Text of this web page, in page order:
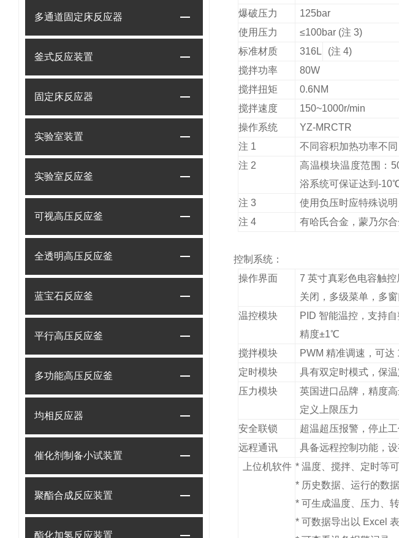
多通道固定床反应器
釜式反应装置
固定床反应器
实验室装置
实验室反应釜
可视高压反应釜
全透明高压反应釜
蓝宝石反应釜
平行高压反应釜
多功能高压反应釜
均相反应器
催化剂制备小试装置
聚酯合成反应装置
酯化加氢反应装置
爆破压力
125bar
使用压力
≤100bar (注 3)
标准材质
316L
(注 4)
搅拌功率
80W
搅拌扭矩
0.6NM
搅拌速度
150~1000r/min
操作系统
YZ-MRCTR
注 1
不同容积加热功率不同
注 2
高温模块温度范围：
浴系统可保证达到-
注 3
使用负压时应特殊说
注 4
有哈氏合金，蒙乃尔
控制系统：
操作界面
7 英寸真彩色电容触
关闭，多级菜单，多
温控模块
PID 智能温控，支持
精度±1℃
搅拌模块
PWM 精准调速，可达
定时模块
具有双定时模式，保
压力模块
英国进口品牌，精度
定义上限压力
安全联锁
超温超压报警，停止
远程通讯
具备远程控制功能，
上位机软件 * 温度、搅拌、定时等
* 历史数据、运行的数
* 可生成温度、压力、
* 可数据导出以 Excel